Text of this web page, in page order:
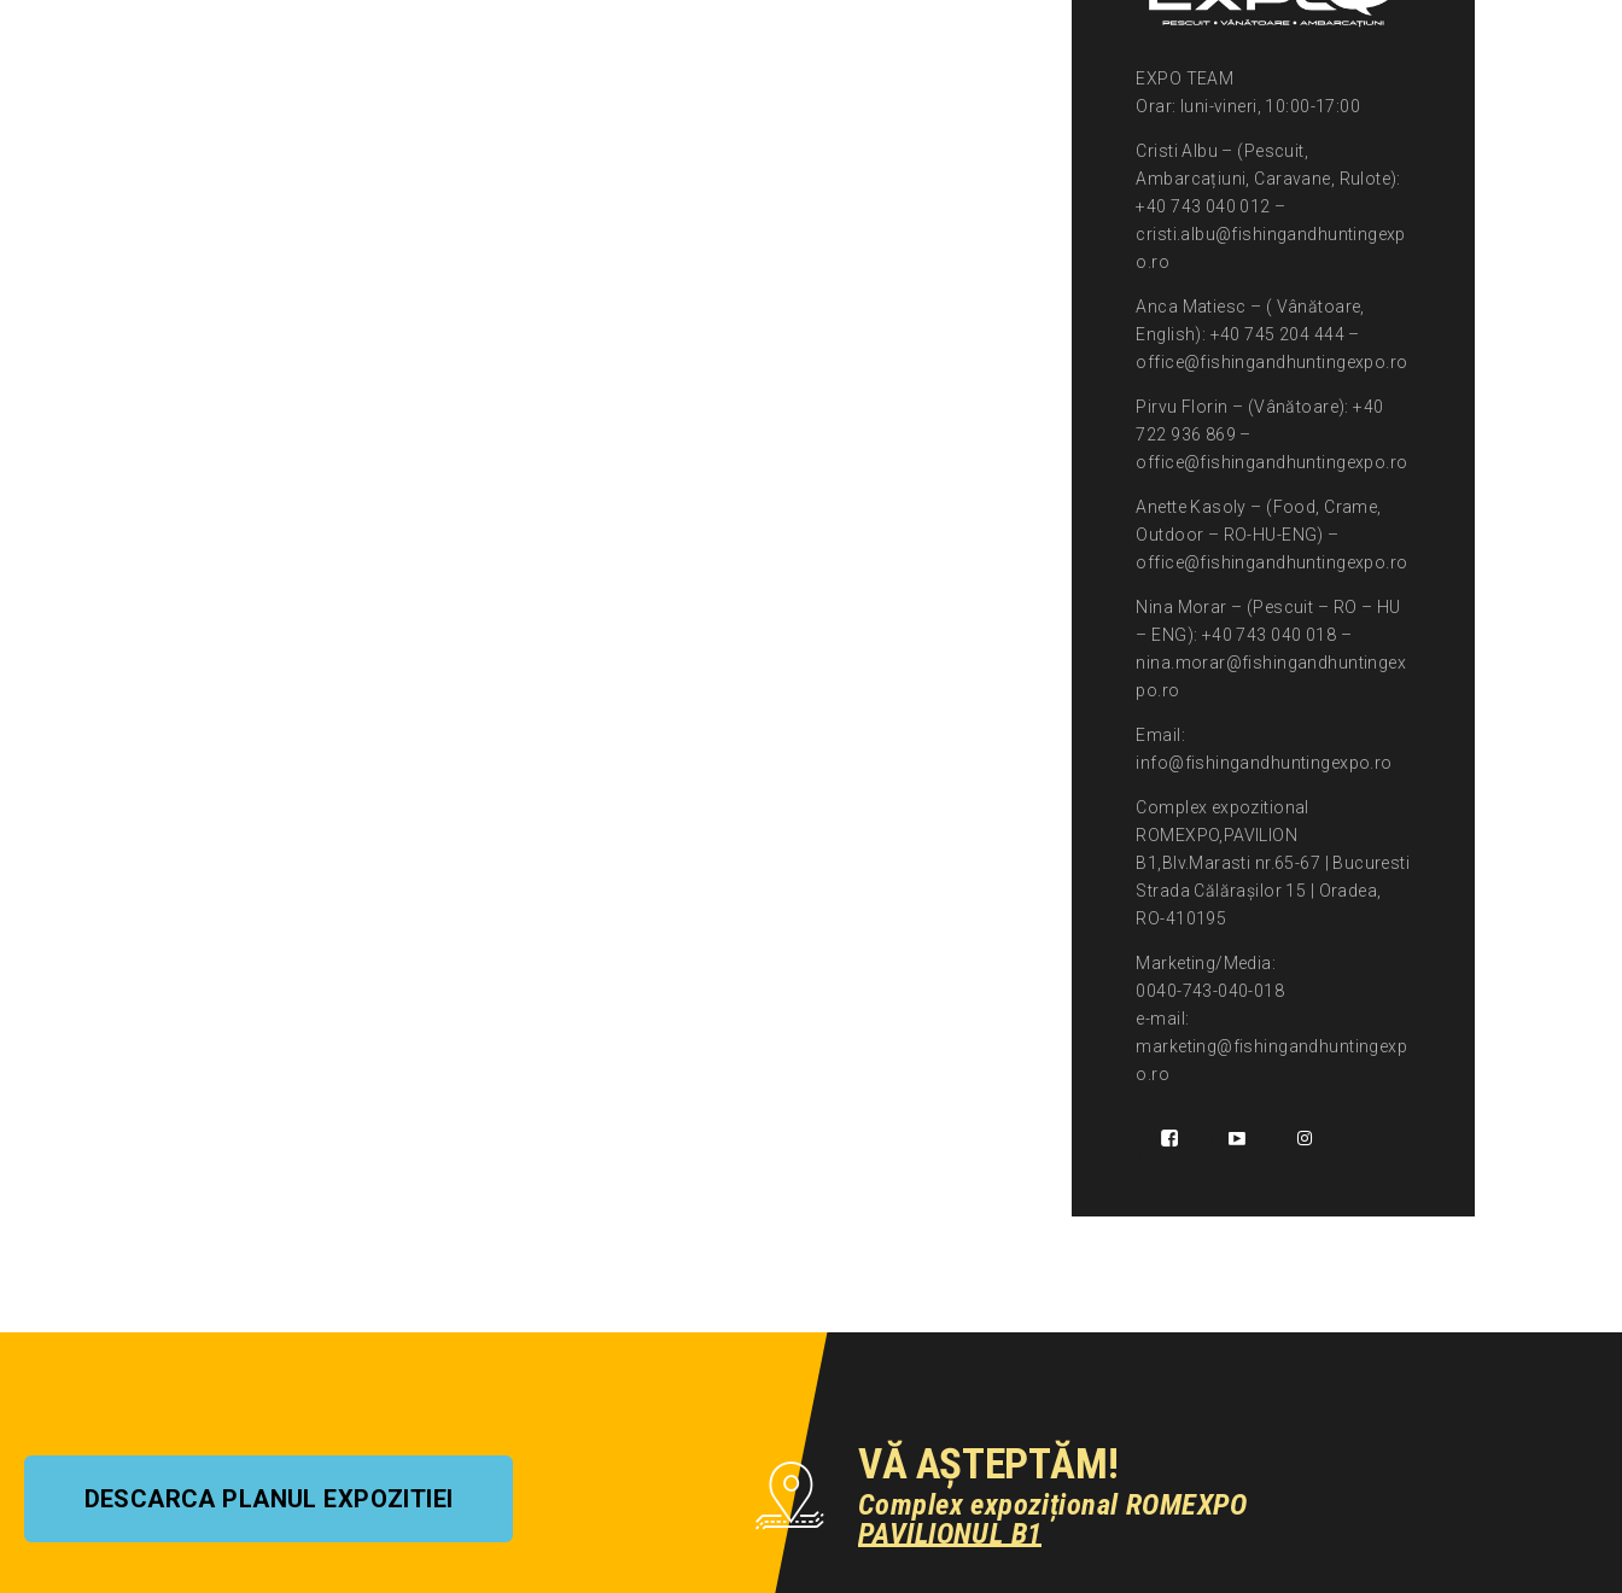
EXPO TEAM
Orar: luni-vineri, 10:00-17:00
Cristi Albu – (Pescuit,
Ambarcațiuni, Caravane, Rulote):
+40 743 040 012 –
cristi.albu@fishingandhuntingexp
o.ro
Anca Matiesc – ( Vânătoare,
English): +40 745 204 444 –
office@fishingandhuntingexpo.ro
Pirvu Florin – (Vânătoare): +40
722 936 869 –
office@fishingandhuntingexpo.ro
Anette Kasoly – (Food, Crame,
Outdoor – RO-HU-ENG) –
office@fishingandhuntingexpo.ro
Nina Morar – (Pescuit – RO – HU
– ENG): +40 743 040 018 –
nina.morar@fishingandhuntingex
po.ro
Email:
info@fishingandhuntingexpo.ro
Complex expozitional
ROMEXPO,PAVILION
B1,Blv.Marasti nr.65-67 | Bucuresti
Strada Călărașilor 15 | Oradea,
RO-410195
Marketing/Media:
0040-743-040-018
e-mail:
marketing@fishingandhuntingexp
o.ro
DESCARCA PLANUL EXPOZITIEI
VĂ AȘTEPTĂM!
Complex expozițional ROMEXPO
PAVILIONUL B1